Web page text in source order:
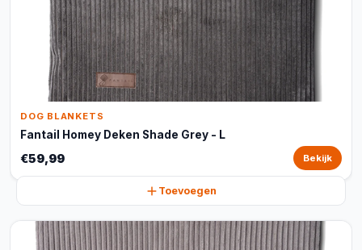
DOG BLANKETS
Fantail Homey Deken Shade Grey - L
€59,99 Bekijk
Toevoegen